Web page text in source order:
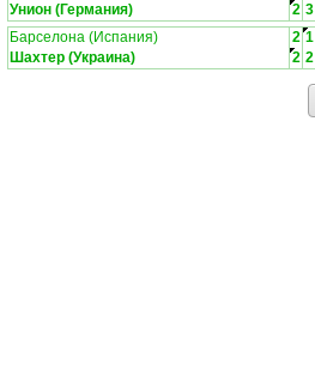
Унион (Германия)
2 3
Барселона (Испания)
2 1
Шахтер (Украина)
2 2